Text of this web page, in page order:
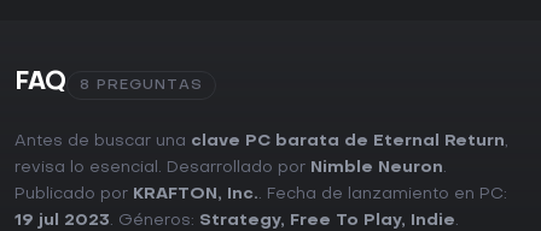
FAQ 8 PREGUNTAS
Antes de buscar una clave PC barata de Eternal Return,
revisa lo esencial. Desarrollado por Nimble Neuron.
Publicado por KRAFTON, Inc.. Fecha de lanzamiento en PC:
19 jul 2023. Géneros: Strategy, Free To Play, Indie.